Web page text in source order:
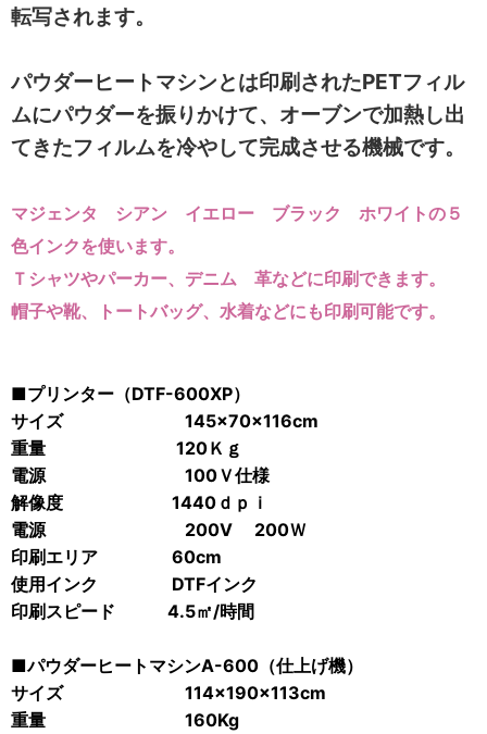
転写されます。
パウダーヒートマシンとは印刷されたPETフィル
ムにパウダーを振りかけて、オーブンで加熱し出
てきたフィルムを冷やして完成させる機械です。
マジェンタ シアン イエロー ブラック ホワイトの５
色インクを使います。
Ｔシャツやパーカー、デニム 革などに印刷できます。
帽子や靴、トートバッグ、水着などにも印刷可能です。
■プリンター（DTF-600XP）
サイズ 145×70×116cm
重量 120Ｋｇ
電源 100Ｖ仕様
解像度 1440ｄｐｉ
電源 200V 200Ｗ
印刷エリア 60cm
使用インク DTFインク
印刷スピード 4.5㎡/時間
■パウダーヒートマシンA-600（仕上げ機）
サイズ 114×190×113cm
重量 160Kg